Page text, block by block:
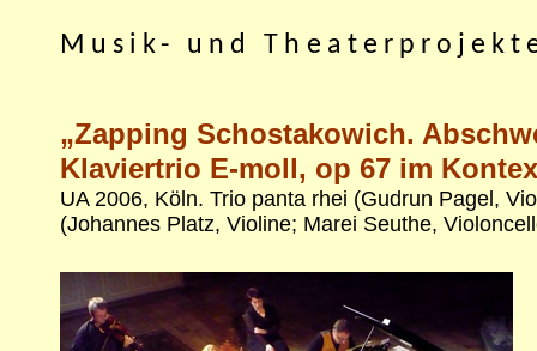
Musik- und
„Zapping Schostakowich.
Klaviertrio E-moll, op 67 im
UA 2006, Köln. Trio panta rhei (Gudrun Pagel,
(Johannes Platz, Violine; Marei Seuthe,